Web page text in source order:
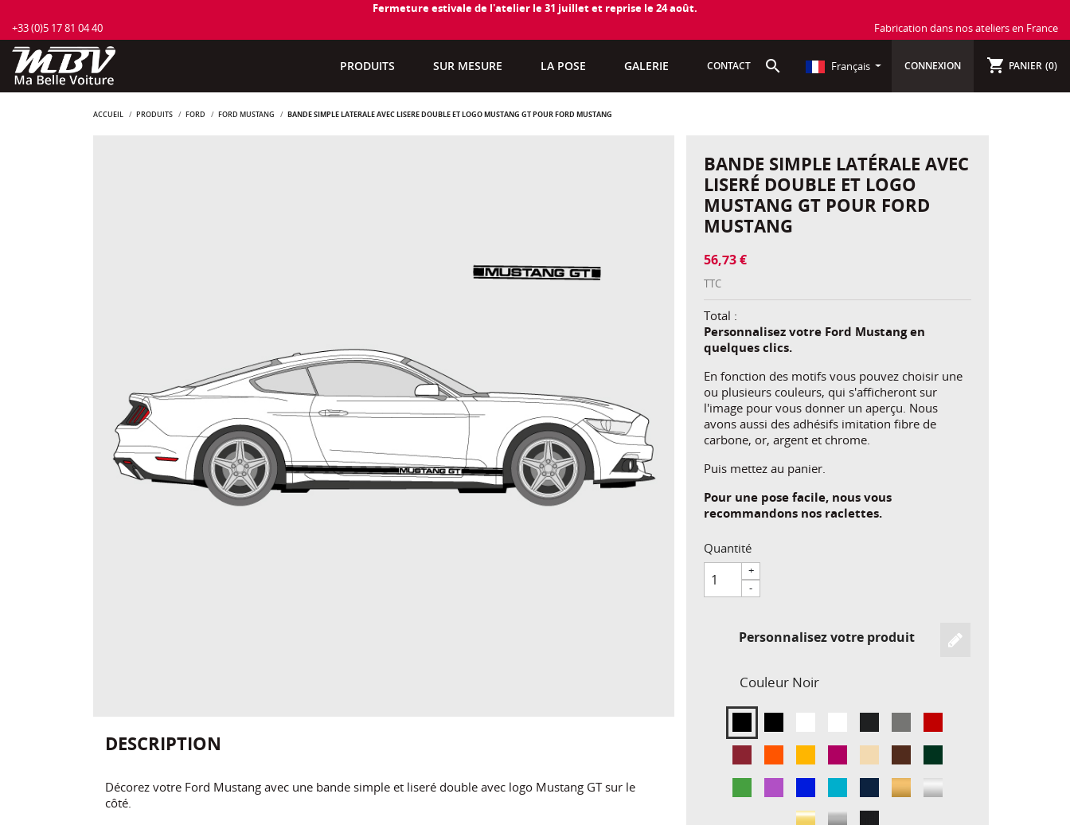
Fermeture estivale de l'atelier le 31 juillet et reprise le 24 août.
+33 (0)5 17 81 04 40
Fabrication dans nos ateliers en France
PRODUITS SUR MESURE LA POSE GALERIE CONTACT search Français CONNEXION shopping_cart PANIER (0)
ACCUEIL PRODUITS FORD FORD MUSTANG BANDE SIMPLE LATÉRALE AVEC LISERÉ DOUBLE ET LOGO MUSTANG GT POUR FORD MUSTANG
DESCRIPTION
Décorez votre Ford Mustang avec une bande simple et liseré double avec logo Mustang GT sur le
côté.
BANDE SIMPLE LATÉRALE AVEC
LISERÉ DOUBLE ET LOGO
MUSTANG GT POUR FORD
MUSTANG
56,73 €
TTC
Total :
Personnalisez votre Ford Mustang en
quelques clics.
En fonction des motifs vous pouvez choisir une
ou plusieurs couleurs, qui s'afficheront sur
l'image pour vous donner un aperçu. Nous
avons aussi des adhésifs imitation fibre de
carbone, or, argent et chrome.
Puis mettez au panier.
Pour une pose facile, nous vous
recommandons nos raclettes.
Quantité
+
-
Personnalisez votre produit
Couleur Noir